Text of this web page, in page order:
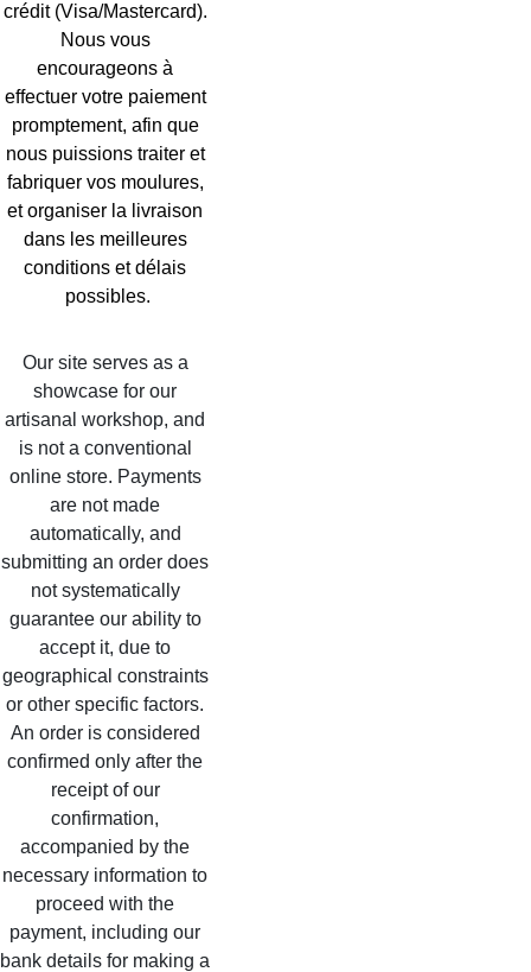
crédit (Visa/Mastercard).
Nous vous
encourageons à
effectuer votre paiement
promptement, afin que
nous puissions traiter et
fabriquer vos moulures,
et organiser la livraison
dans les meilleures
conditions et délais
possibles.
Our site serves as a
showcase for our
artisanal workshop, and
is not a conventional
online store. Payments
are not made
automatically, and
submitting an order does
not systematically
guarantee our ability to
accept it, due to
geographical constraints
or other specific factors.
An order is considered
confirmed only after the
receipt of our
confirmation,
accompanied by the
necessary information to
proceed with the
payment, including our
bank details for making a